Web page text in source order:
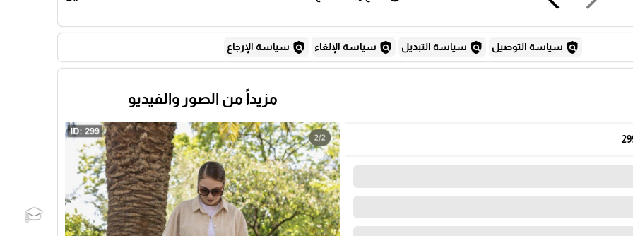
policy سياسة التوصيل policy سياسة التبديل policy سياسة الإلغاء policy سياسة الإرجاع
مزيداً من الصور والفيديو